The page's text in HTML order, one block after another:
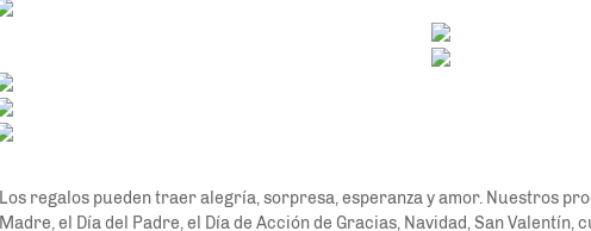
Los regalos pueden traer alegría, sorpresa, esperanza y amor. Nuestros
Madre, el Día del Padre, el Día de Acción de Gracias, Navidad, San Valentín,